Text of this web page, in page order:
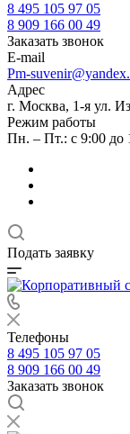
8 495 105 97 05
8 909 166 00 49
Заказать звонок
E-mail
Pm-
Адрес
г. Москва, 1-я ул.
Режим работы
Пн. – Пт.: с 9:00 до
Подать заявку
Телефоны
8 495 105 97 05
8 909 166 00 49
Заказать звонок